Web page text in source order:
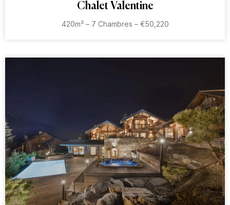
Chalet Valentine
420m² – 7 Chambres – €50,220